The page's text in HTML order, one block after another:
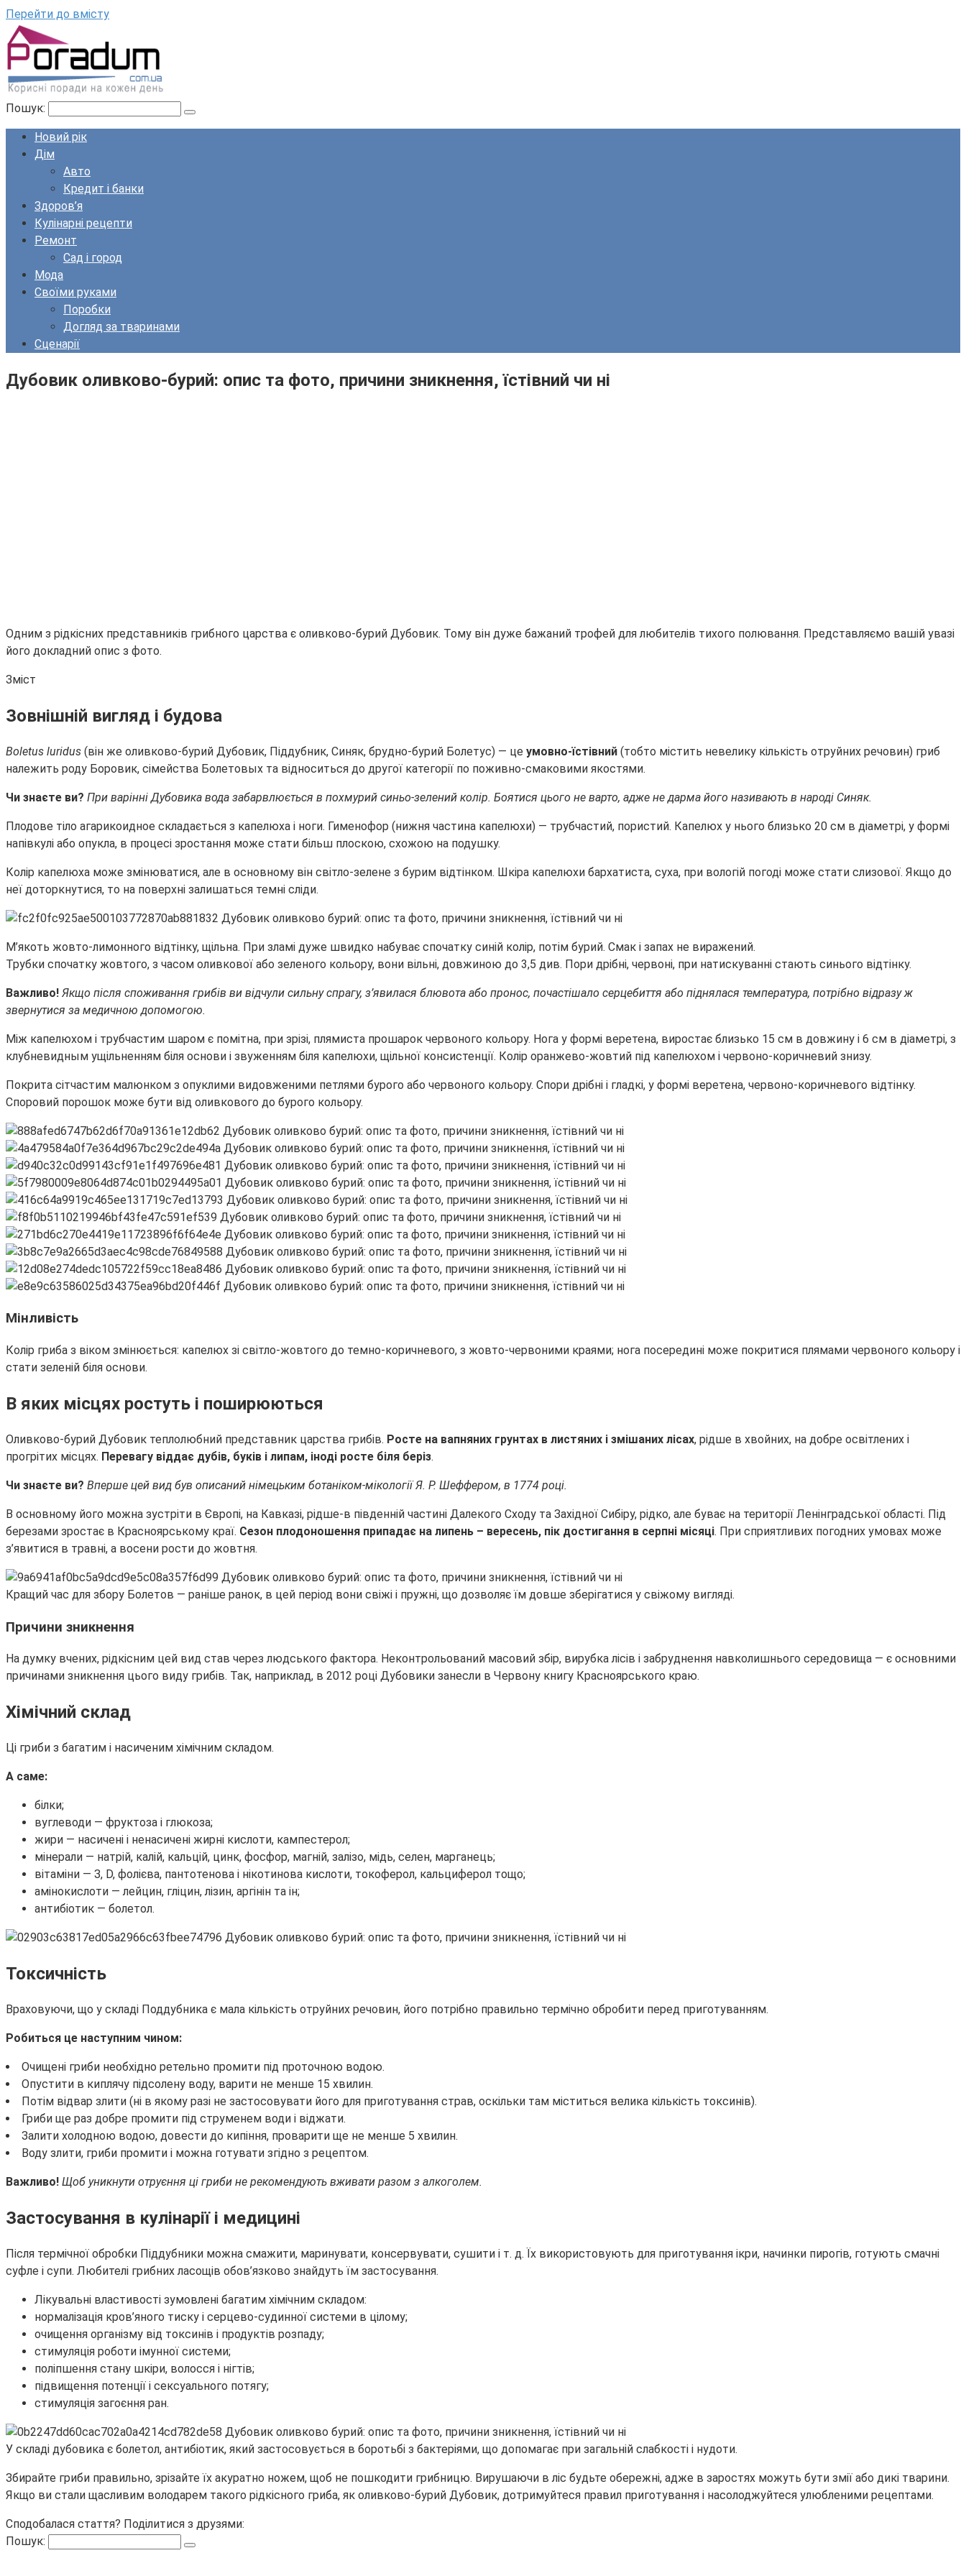
Перейти до вмісту
Пошук:
Новий рік
Дім
Авто
Кредит і банки
Здоров’я
Кулінарні рецепти
Ремонт
Сад і город
Мода
Своїми руками
Поробки
Догляд за тваринами
Сценарії
Дубовик оливково-бурий: опис та фото, причини зникнення, їстівний чи ні
Одним з рідкісних представників грибного царства є оливково-бурий Дубовик. Тому він дуже бажаний трофей для любителів тихого полювання. Представляємо вашій увазі
його докладний опис з фото.
Зміст
Зовнішній вигляд і будова
Boletus luridus (він же оливково-бурий Дубовик, Піддубник, Синяк, брудно-бурий Болетус) — це умовно-їстівний (тобто містить невелику кількість отруйних речовин) гриб
належить роду Боровик, сімейства Болетовых та відноситься до другої категорії по поживно-смаковими якостями.
Чи знаєте ви? При варінні Дубовика вода забарвлюється в похмурий синьо-зелений колір. Боятися цього не варто, адже не дарма його називають в народі Синяк.
Плодове тіло агарикоидное складається з капелюха і ноги. Гименофор (нижня частина капелюхи) — трубчастий, пористий. Капелюх у нього близько 20 см в діаметрі, у формі
напівкулі або опукла, в процесі зростання може стати більш плоскою, схожою на подушку.
Колір капелюха може змінюватися, але в основному він світло-зелене з бурим відтінком. Шкіра капелюхи бархатиста, суха, при вологій погоді може стати слизової. Якщо до
неї доторкнутися, то на поверхні залишаться темні сліди.
М’якоть жовто-лимонного відтінку, щільна. При зламі дуже швидко набуває спочатку синій колір, потім бурий. Смак і запах не виражений.
Трубки спочатку жовтого, з часом оливкової або зеленого кольору, вони вільні, довжиною до 3,5 див. Пори дрібні, червоні, при натискуванні стають синього відтінку.
Важливо! Якщо після споживання грибів ви відчули сильну спрагу, з’явилася блювота або пронос, почастішало серцебиття або піднялася температура, потрібно відразу ж
звернутися за медичною допомогою.
Між капелюхом і трубчастим шаром є помітна, при зрізі, плямиста прошарок червоного кольору. Нога у формі веретена, виростає близько 15 см в довжину і 6 см в діаметрі, з
клубневидным ущільненням біля основи і звуженням біля капелюхи, щільної консистенції. Колір оранжево-жовтий під капелюхом і червоно-коричневий знизу.
Покрита сітчастим малюнком з опуклими видовженими петлями бурого або червоного кольору. Спори дрібні і гладкі, у формі веретена, червоно-коричневого відтінку.
Споровий порошок може бути від оливкового до бурого кольору.
Мінливість
Колір гриба з віком змінюється: капелюх зі світло-жовтого до темно-коричневого, з жовто-червоними краями; нога посередині може покритися плямами червоного кольору і
стати зеленій біля основи.
В яких місцях ростуть і поширюються
Оливково-бурий Дубовик теплолюбний представник царства грибів. Росте на вапняних грунтах в листяних і змішаних лісах, рідше в хвойних, на добре освітлених і
прогрітих місцях. Перевагу віддає дубів, буків і липам, іноді росте біля беріз.
Чи знаєте ви? Вперше цей вид був описаний німецьким ботаніком-мікології Я. Р. Шеффером, в 1774 році.
В основному його можна зустріти в Європі, на Кавказі, рідше-в південній частині Далекого Сходу та Західної Сибіру, рідко, але буває на території Ленінградської області. Під
березами зростає в Красноярському краї. Сезон плодоношення припадає на липень – вересень, пік достигання в серпні місяці. При сприятливих погодних умовах може
з’явитися в травні, а восени рости до жовтня.
Кращий час для збору Болетов — раніше ранок, в цей період вони свіжі і пружні, що дозволяє їм довше зберігатися у свіжому вигляді.
Причини зникнення
На думку вчених, рідкісним цей вид став через людського фактора. Неконтрольований масовий збір, вирубка лісів і забруднення навколишнього середовища — є основними
причинами зникнення цього виду грибів. Так, наприклад, в 2012 році Дубовики занесли в Червону книгу Красноярського краю.
Хімічний склад
Ці гриби з багатим і насиченим хімічним складом.
А саме:
білки;
вуглеводи — фруктоза і глюкоза;
жири — насичені і ненасичені жирні кислоти, кампестерол;
мінерали — натрій, калій, кальцій, цинк, фосфор, магній, залізо, мідь, селен, марганець;
вітаміни — З, D, фолієва, пантотенова і нікотинова кислоти, токоферол, кальциферол тощо;
амінокислоти — лейцин, гліцин, лізин, аргінін та ін;
антибіотик — болетол.
Токсичність
Враховуючи, що у складі Поддубника є мала кількість отруйних речовин, його потрібно правильно термічно обробити перед приготуванням.
Робиться це наступним чином:
Очищені гриби необхідно ретельно промити під проточною водою.
Опустити в киплячу підсолену воду, варити не менше 15 хвилин.
Потім відвар злити (ні в якому разі не застосовувати його для приготування страв, оскільки там міститься велика кількість токсинів).
Гриби ще раз добре промити під струменем води і віджати.
Залити холодною водою, довести до кипіння, проварити ще не менше 5 хвилин.
Воду злити, гриби промити і можна готувати згідно з рецептом.
Важливо! Щоб уникнути отруєння ці гриби не рекомендують вживати разом з алкоголем.
Застосування в кулінарії і медицині
Після термічної обробки Піддубники можна смажити, маринувати, консервувати, сушити і т. д. Їх використовують для приготування ікри, начинки пирогів, готують смачні
суфле і супи. Любителі грибних ласощів обов’язково знайдуть їм застосування.
Лікувальні властивості зумовлені багатим хімічним складом:
нормалізація кров’яного тиску і серцево-судинної системи в цілому;
очищення організму від токсинів і продуктів розпаду;
стимуляція роботи імунної системи;
поліпшення стану шкіри, волосся і нігтів;
підвищення потенції і сексуального потягу;
стимуляція загоєння ран.
У складі дубовика є болетол, антибіотик, який застосовується в боротьбі з бактеріями, що допомагає при загальній слабкості і нудоти.
Збирайте гриби правильно, зрізайте їх акуратно ножем, щоб не пошкодити грибницю. Вирушаючи в ліс будьте обережні, адже в заростях можуть бути змії або дикі тварини.
Якщо ви стали щасливим володарем такого рідкісного гриба, як оливково-бурий Дубовик, дотримуйтеся правил приготування і насолоджуйтеся улюбленими рецептами.
Сподобалася стаття? Поділитися з друзями:
Пошук: